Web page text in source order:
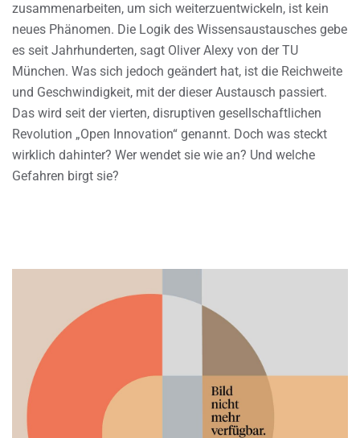
zusammenarbeiten, um sich weiterzuentwickeln, ist kein
neues Phänomen. Die Logik des Wissensaustausches gebe
es seit Jahrhunderten, sagt Oliver Alexy von der TU
München. Was sich jedoch geändert hat, ist die Reichweite
und Geschwindigkeit, mit der dieser Austausch passiert.
Das wird seit der vierten, disruptiven gesellschaftlichen
Revolution „Open Innovation“ genannt. Doch was steckt
wirklich dahinter? Wer wendet sie wie an? Und welche
Gefahren birgt sie?